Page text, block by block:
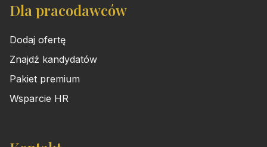
Dla pracodawców
Dodaj ofertę
Znajdź kandydatów
Pakiet premium
Wsparcie HR